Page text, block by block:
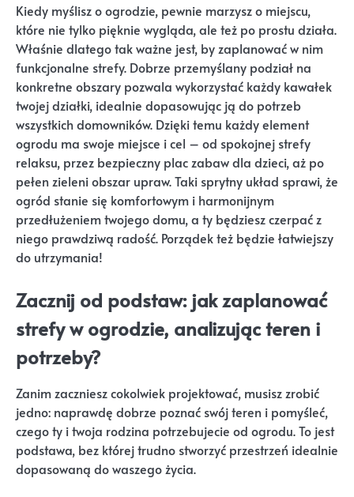
Kiedy myślisz o ogrodzie, pewnie marzysz o miejscu,
które nie tylko pięknie wygląda, ale też po prostu działa.
Właśnie dlatego tak ważne jest, by zaplanować w nim
funkcjonalne strefy. Dobrze przemyślany podział na
konkretne obszary pozwala wykorzystać każdy kawałek
twojej działki, idealnie dopasowując ją do potrzeb
wszystkich domowników. Dzięki temu każdy element
ogrodu ma swoje miejsce i cel – od spokojnej strefy
relaksu, przez bezpieczny plac zabaw dla dzieci, aż po
pełen zieleni obszar upraw. Taki sprytny układ sprawi, że
ogród stanie się komfortowym i harmonijnym
przedłużeniem twojego domu, a ty będziesz czerpać z
niego prawdziwą radość. Porządek też będzie łatwiejszy
do utrzymania!
Zacznij od podstaw: jak zaplanować
strefy w ogrodzie, analizując teren i
potrzeby?
Zanim zaczniesz cokolwiek projektować, musisz zrobić
jedno: naprawdę dobrze poznać swój teren i pomyśleć,
czego ty i twoja rodzina potrzebujecie od ogrodu. To jest
podstawa, bez której trudno stworzyć przestrzeń idealnie
dopasowaną do waszego życia.